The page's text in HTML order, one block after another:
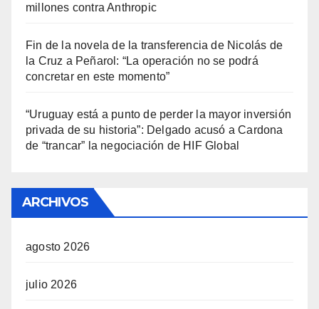
millones contra Anthropic
Fin de la novela de la transferencia de Nicolás de
la Cruz a Peñarol: “La operación no se podrá
concretar en este momento”
“Uruguay está a punto de perder la mayor inversión
privada de su historia”: Delgado acusó a Cardona
de “trancar” la negociación de HIF Global
ARCHIVOS
agosto 2026
julio 2026